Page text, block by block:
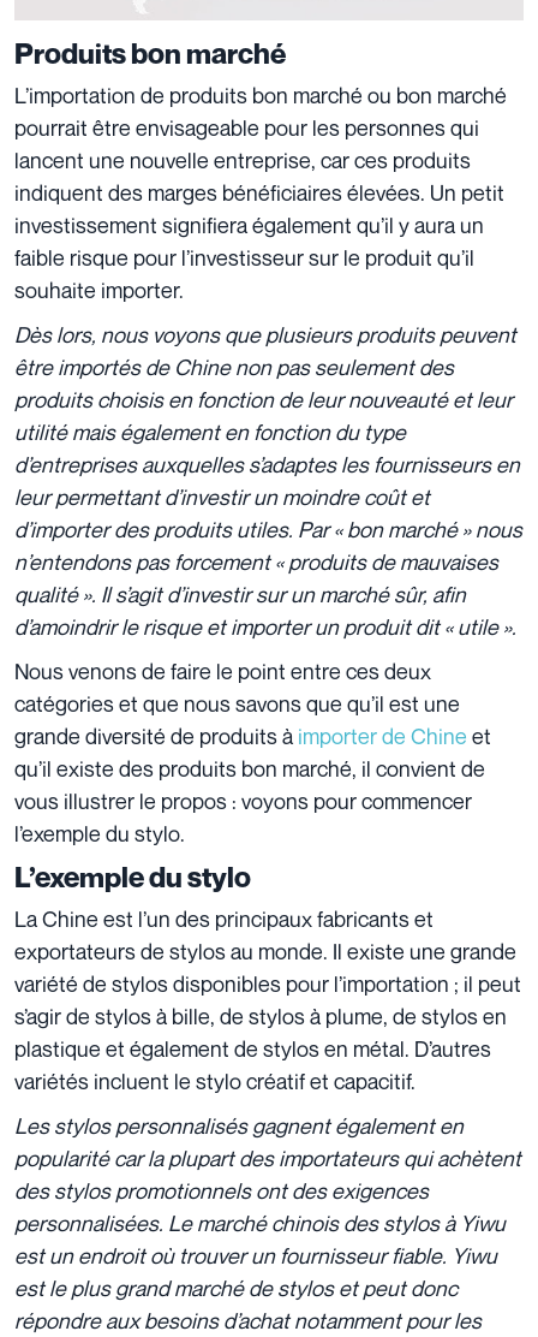
Produits bon marché
L’importation de produits bon marché ou bon marché
pourrait être envisageable pour les personnes qui
lancent une nouvelle entreprise, car ces produits
indiquent des marges bénéficiaires élevées. Un petit
investissement signifiera également qu’il y aura un
faible risque pour l’investisseur sur le produit qu’il
souhaite importer.
Dès lors, nous voyons que plusieurs produits peuvent
être importés de Chine non pas seulement des
produits choisis en fonction de leur nouveauté et leur
utilité mais également en fonction du type
d’entreprises auxquelles s’adaptes les fournisseurs en
leur permettant d’investir un moindre coût et
d’importer des produits utiles. Par « bon marché » nous
n’entendons pas forcement « produits de mauvaises
qualité ». Il s’agit d’investir sur un marché sûr, afin
d’amoindrir le risque et importer un produit dit « utile ».
Nous venons de faire le point entre ces deux
catégories et que nous savons que qu’il est une
grande diversité de produits à importer de Chine et
qu’il existe des produits bon marché, il convient de
vous illustrer le propos : voyons pour commencer
l’exemple du stylo.
L’exemple du stylo
La Chine est l’un des principaux fabricants et
exportateurs de stylos au monde. Il existe une grande
variété de stylos disponibles pour l’importation ; il peut
s’agir de stylos à bille, de stylos à plume, de stylos en
plastique et également de stylos en métal. D’autres
variétés incluent le stylo créatif et capacitif.
Les stylos personnalisés gagnent également en
popularité car la plupart des importateurs qui achètent
des stylos promotionnels ont des exigences
personnalisées. Le marché chinois des stylos à Yiwu
est un endroit où trouver un fournisseur fiable. Yiwu
est le plus grand marché de stylos et peut donc
répondre aux besoins d’achat notamment pour les